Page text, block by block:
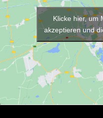
Klicke hier, um
akzeptieren und